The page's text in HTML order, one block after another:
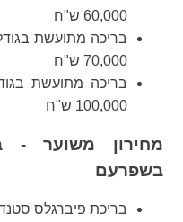
60,000 ש"ח
70,000 ש"ח
100,000 ש"ח
מחירון משוער -
בשפרעם
בריכת פיברגלס סטנדרטית